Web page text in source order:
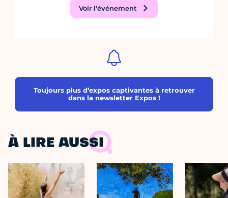
Voir l'événement
Toujours plus d’expos captivantes à retrouver
dans la newsletter Expos !
À LIRE AUSSI